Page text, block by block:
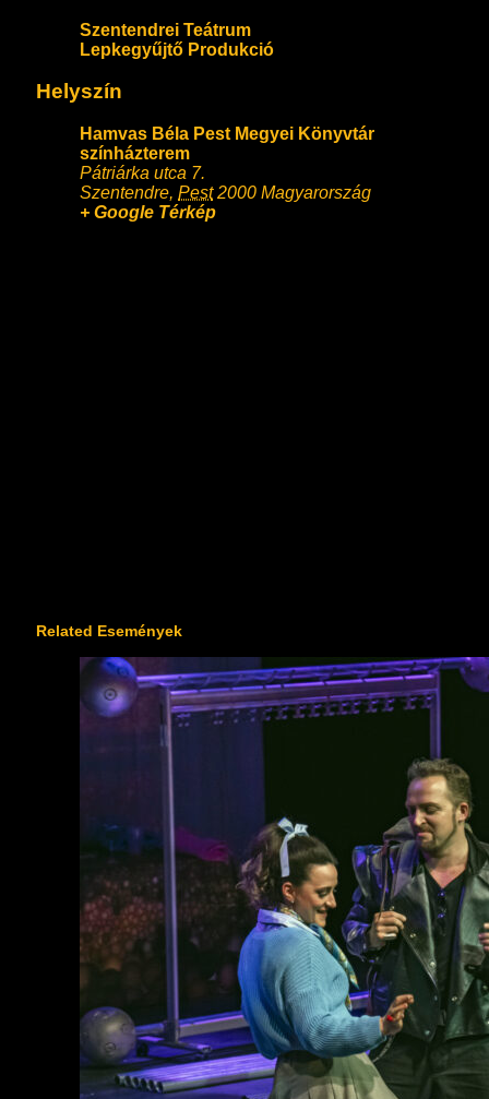
Szentendrei Teátrum
Lepkegyűjtő Produkció
Helyszín
Hamvas Béla Pest Megyei Könyvtár
színházterem
Pátriárka utca 7.
Szentendre, Pest 2000 Magyarország
+ Google Térkép
Related Események